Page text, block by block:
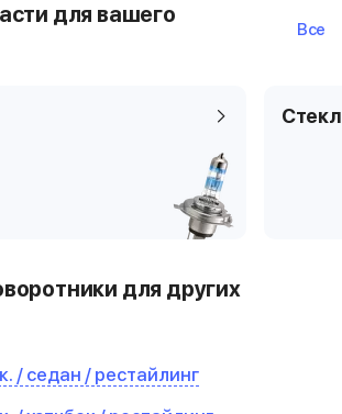
для вашего
Все
для других
/ седан / рестайлинг